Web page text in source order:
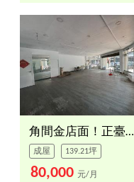
角間金店面！正臺灣大道上
成屋 139.21坪
80,000 元/月